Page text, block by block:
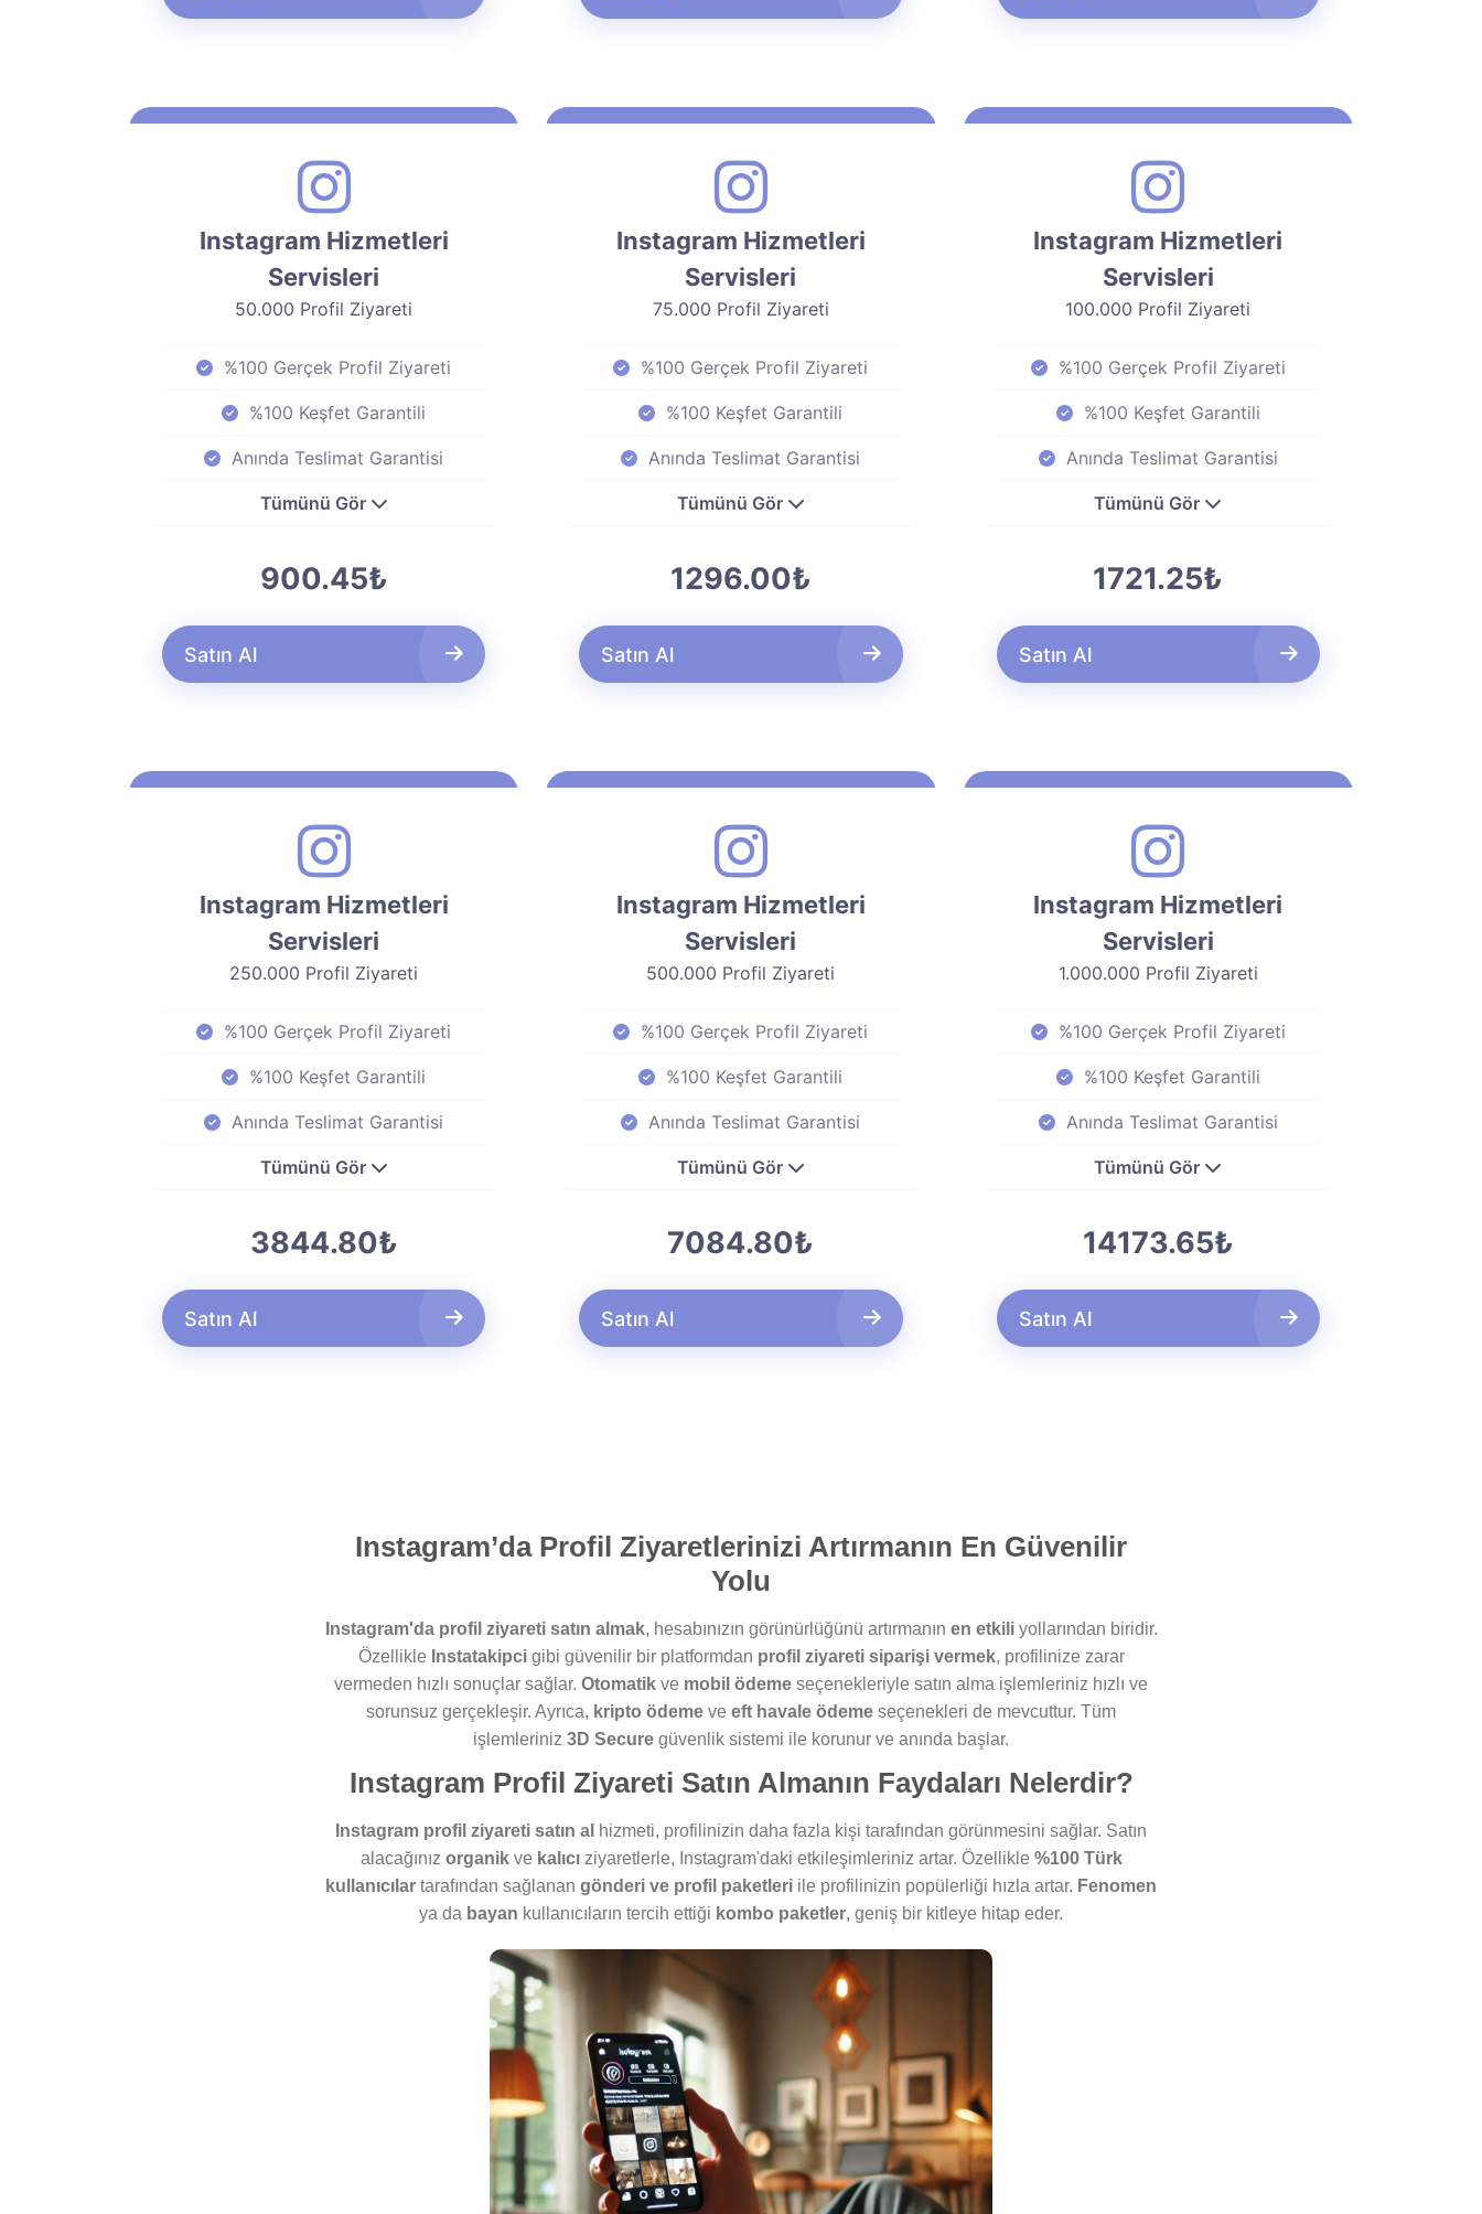
Instagram Hizmetleri
Servisleri
50.000 Profil Ziyareti
%100 Gerçek Profil Ziyareti
%100 Keşfet Garantili
Anında Teslimat Garantisi
Tümünü Gör
900.45₺
Satın Al
Instagram Hizmetleri
Servisleri
75.000 Profil Ziyareti
%100 Gerçek Profil Ziyareti
%100 Keşfet Garantili
Anında Teslimat Garantisi
Tümünü Gör
1296.00₺
Satın Al
Instagram Hizmetleri
Servisleri
100.000 Profil Ziyareti
%100 Gerçek Profil Ziyareti
%100 Keşfet Garantili
Anında Teslimat Garantisi
Tümünü Gör
1721.25₺
Satın Al
Instagram Hizmetleri
Servisleri
250.000 Profil Ziyareti
%100 Gerçek Profil Ziyareti
%100 Keşfet Garantili
Anında Teslimat Garantisi
Tümünü Gör
3844.80₺
Satın Al
Instagram Hizmetleri
Servisleri
500.000 Profil Ziyareti
%100 Gerçek Profil Ziyareti
%100 Keşfet Garantili
Anında Teslimat Garantisi
Tümünü Gör
7084.80₺
Satın Al
Instagram Hizmetleri
Servisleri
1.000.000 Profil Ziyareti
%100 Gerçek Profil Ziyareti
%100 Keşfet Garantili
Anında Teslimat Garantisi
Tümünü Gör
14173.65₺
Satın Al
Instagram’da Profil Ziyaretlerinizi Artırmanın En Güvenilir
Yolu
Instagram'da profil ziyareti satın almak, hesabınızın görünürlüğünü artırmanın en etkiliyollarından biridir.
Özellikle Instatakipcigibi güvenilir bir platformdan profil ziyareti siparişi vermek, profilinize zarar
vermeden hızlı sonuçlar sağlar. Otomatik ve mobil ödeme seçenekleriyle satın alma işlemleriniz hızlı ve
sorunsuz gerçekleşir. Ayrıca, kripto ödeme ve eft havale ödeme seçenekleri de mevcuttur. Tüm
işlemleriniz 3D Secure güvenlik sistemi ile korunur ve anında başlar.
Instagram Profil Ziyareti Satın Almanın Faydaları Nelerdir?
Instagram profil ziyareti satın al hizmeti, profilinizin daha fazla kişi tarafından görünmesini sağlar. Satın
alacağınız organikve kalıcıziyaretlerle, Instagram'daki etkileşimleriniz artar. Özellikle %100 Türk
kullanıcılar tarafından sağlanan gönderi ve profil paketleri ile profilinizin popülerliği hızla artar. Fenomen
ya da bayan kullanıcıların tercih ettiği kombo paketler, geniş bir kitleye hitap eder.